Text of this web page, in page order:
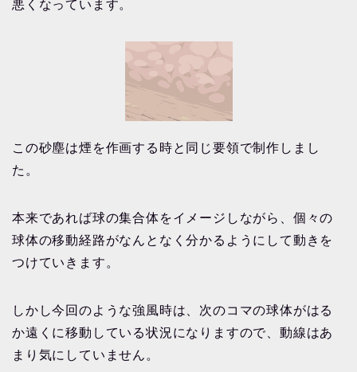
悪くなっています。
この砂塵は煙を作画する時と同じ要領で制作しまし
た。
本来であれば球の集合体をイメージしながら、個々の
球体の移動経路がなんとなく分かるようにして動きを
つけていきます。
しかし今回のような強風時は、次のコマの球体がはる
か遠くに移動している状況になりますので、動線はあ
まり気にしていません。